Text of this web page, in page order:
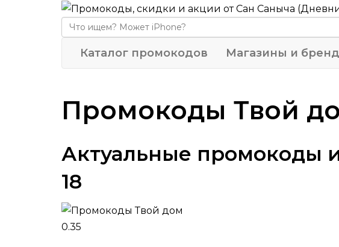
Каталог промокодов Магазины и
Промокоды Твой
Актуальные промокоды
18
0.35